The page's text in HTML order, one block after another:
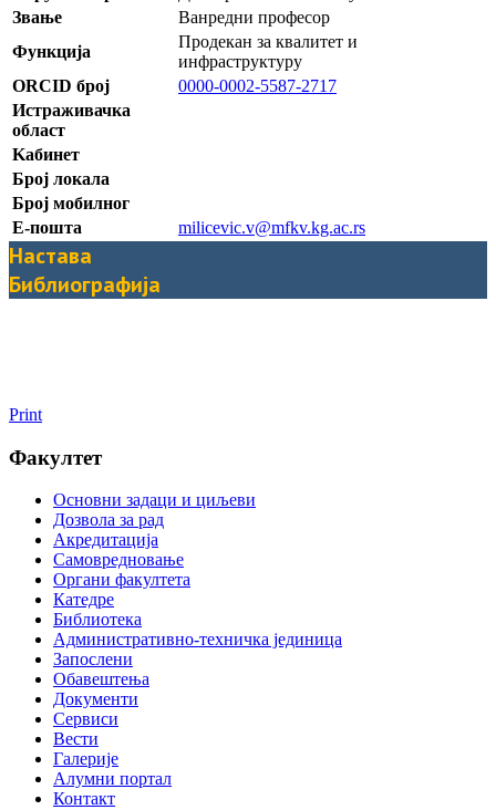
Звање
Ванредни професор
Функција
Продекан за квалитет и
инфраструктуру
ORCID број
0000-0002-5587-2717
Истраживачка
област
Kабинет
Број локала
Број мобилног
Е-пошта
milicevic.v@mfkv.kg.ac.rs
Настава
Библиографија
Print
Факултет
Основни задаци и циљеви
Дозвола за рад
Акредитација
Самовредновање
Органи факултета
Катедре
Библиотека
Административно-техничка јединица
Запослени
Обавештења
Документи
Сервиси
Вести
Галерије
Алумни портал
Контакт